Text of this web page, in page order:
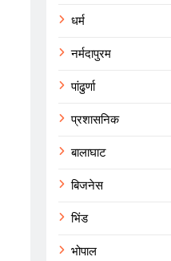
धर्म
नर्मदापुरम
पांढुर्णा
प्रशासनिक
बालाघाट
बिजनेस
भिंड
भोपाल